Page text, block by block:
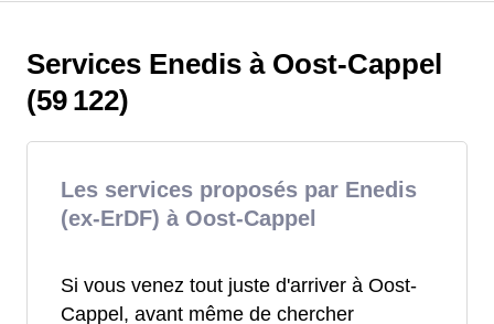
Services Enedis à Oost-Cappel
(59 122)
Les services proposés par Enedis
(ex-ErDF) à Oost-Cappel
Si vous venez tout juste d'arriver à Oost-
Cappel, avant même de chercher